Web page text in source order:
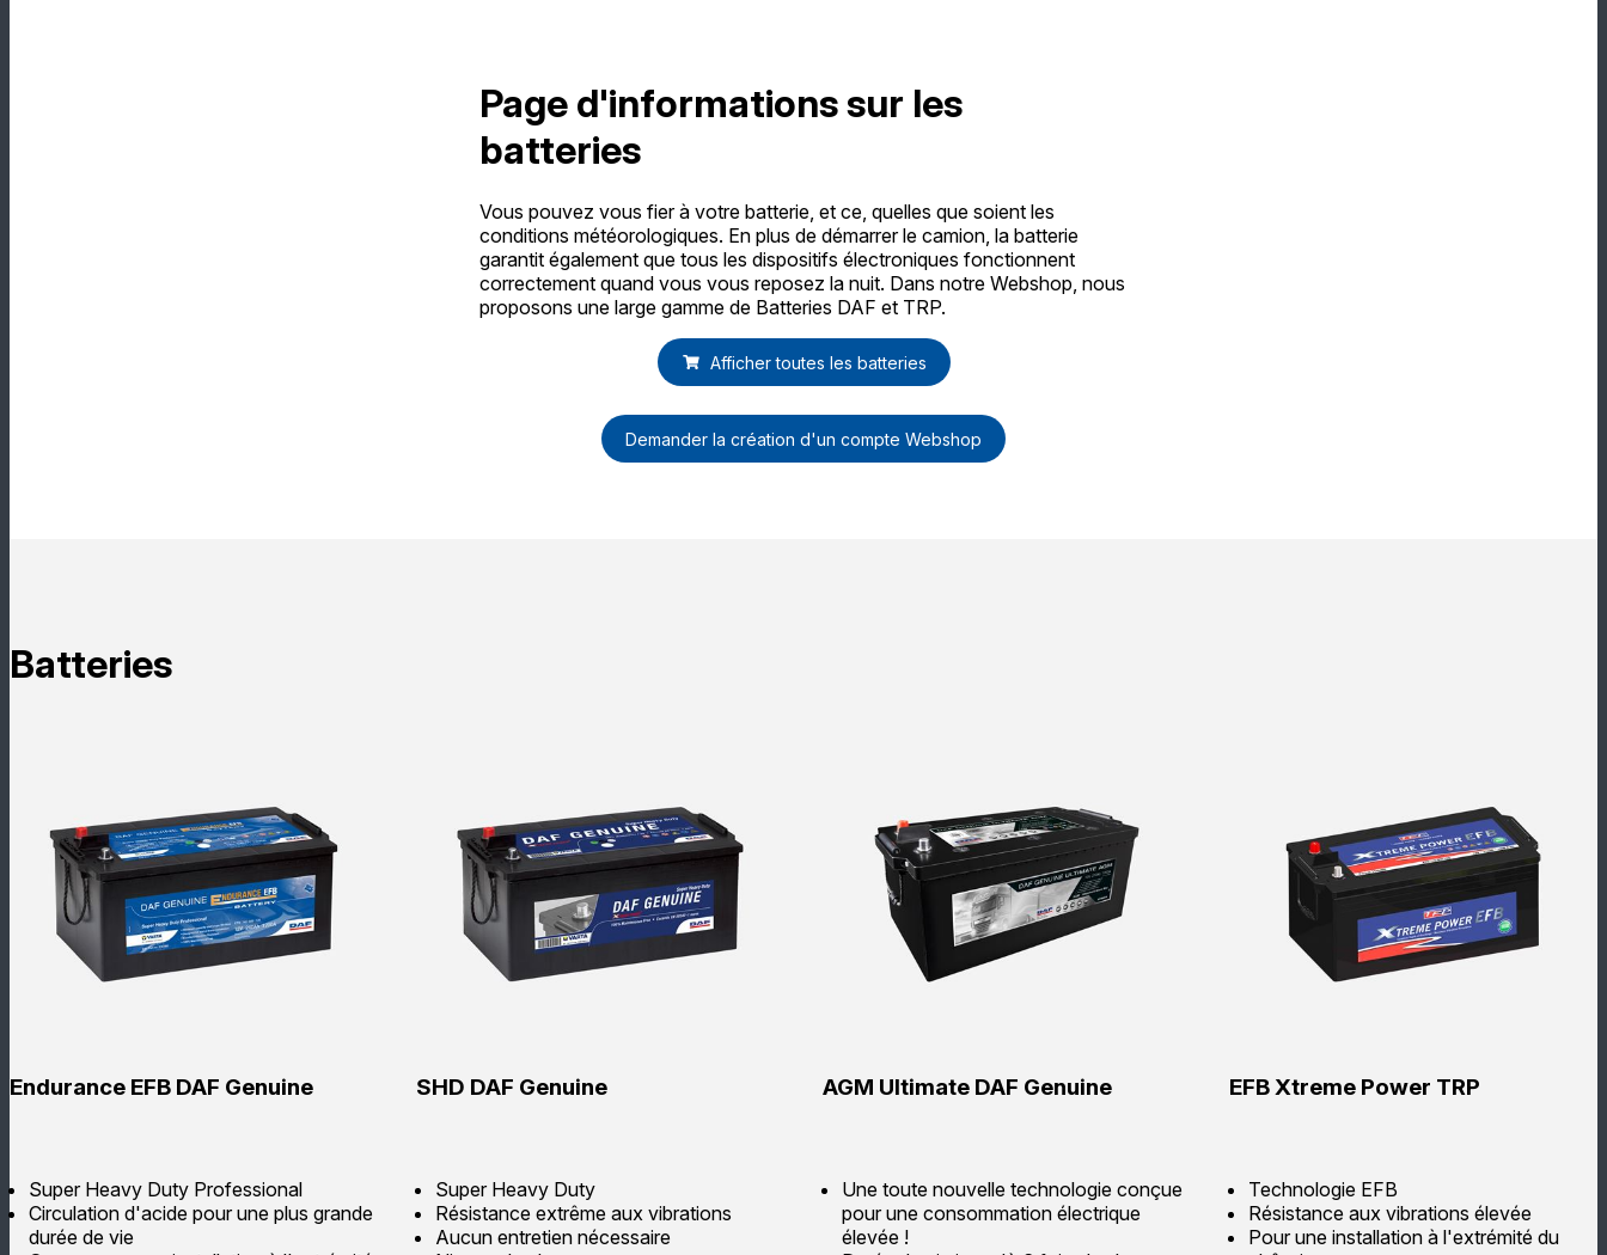
Page d'informations sur les
batteries
Vous pouvez vous fier à votre batterie, et ce, quelles que soient les
conditions météorologiques. En plus de démarrer le camion, la batterie
garantit également que tous les dispositifs électroniques fonctionnent
correctement quand vous vous reposez la nuit. Dans notre Webshop, nous
proposons une large gamme de Batteries DAF et TRP.
Afficher toutes les batteries
Demander la création d'un compte Webshop
Batteries
Endurance EFB DAF Genuine
Super Heavy Duty Professional
Circulation d'acide pour une plus grande
durée de vie
SHD DAF Genuine
Super Heavy Duty
Résistance extrême aux vibrations
Aucun entretien nécessaire
AGM Ultimate DAF Genuine
Une toute nouvelle technologie conçue
pour une consommation électrique
élevée !
EFB Xtreme Power TRP
Technologie EFB
Résistance aux vibrations élevée
Pour une installation à l'extrémité du